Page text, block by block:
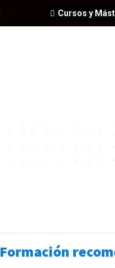
Cursos y
Formación